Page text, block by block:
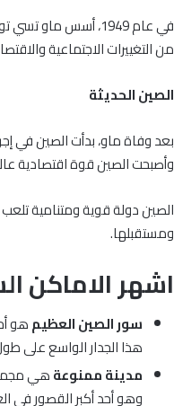
من التغييرات الاجتماعية
الصين الحديثة
بعد وفاة ماو، بدأت الصين في
وأصبحت الصين قوة اقتصادية
الصين دولة قوية ومتنامية
ومستقبلها.
اشهر الاماكن
سور الصين العظيمهو
هذا الجدار الواسع على
مدينة ممنوعةهي مجمع
وهو أحد أكبر القصور في